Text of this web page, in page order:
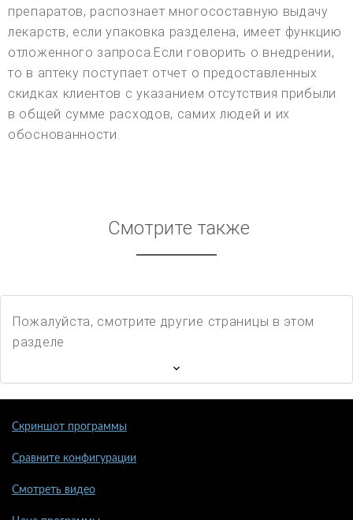
препаратов, распознает многосоставную выдачу
лекарств, если упаковка разделена, имеет функцию
отложенного запроса.Если говорить о внедрении,
то в аптеку поступает отчет о предоставленных
скидках клиентов с указанием отсутствия прибыли
в общей сумме расходов, самих людей и их
обоснованности.
Смотрите также
Пожалуйста, смотрите другие страницы в этом
разделе
Скриншот программы
Сравните конфигурации
Смотреть видео